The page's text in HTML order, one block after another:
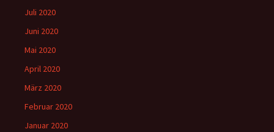
Juli 2020
Juni 2020
Mai 2020
April 2020
März 2020
Februar 2020
Januar 2020